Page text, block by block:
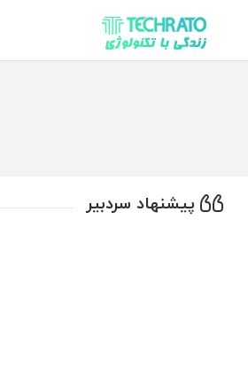
تکراتو – زندگی با تکنولوژی
پیشنهاد سردبیر